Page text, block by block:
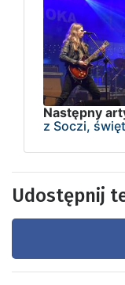
Następny
z Soczi,
Udostępnij